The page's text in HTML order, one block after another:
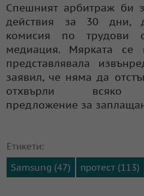
Спешният арбитраж би
действия за 30 дни,
комисия по трудови
медиация. Мярката
представлявала
заявил, че няма да
отхвърли всяко
предложение за
Етикети:
Samsung (47)
протест (113)